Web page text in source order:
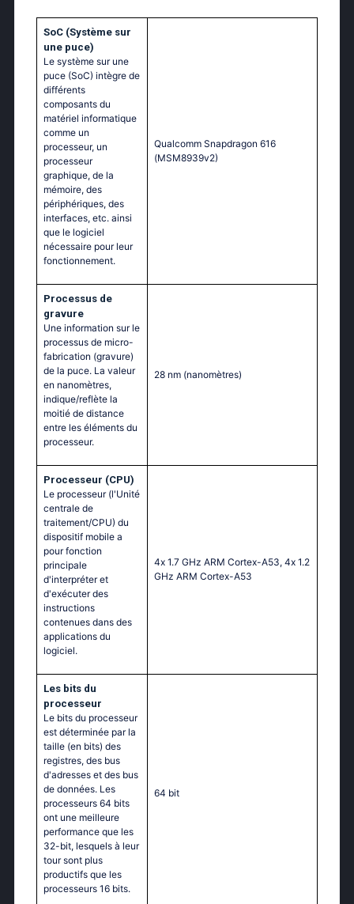
SoC (Système sur
une puce)
Le système sur une
puce (SoC) intègre de
différents
composants du
matériel informatique
comme un
processeur, un
processeur
graphique, de la
mémoire, des
périphériques, des
interfaces, etc. ainsi
que le logiciel
nécessaire pour leur
fonctionnement.
Quаlсоmm Snарdrаgоn 616
(МSМ8939v2)
Processus de
gravure
Une information sur le
processus de micro-
fabrication (gravure)
de la puce. La valeur
en nanomètres,
indique/reflète la
moitié de distance
entre les éléments du
processeur.
28 nm (nanomètres)
Processeur (CPU)
Le processeur (l'Unité
centrale de
traitement/CPU) du
dispositif mobile a
pour fonction
principale
d'interpréter et
d'exécuter des
instructions
contenues dans des
applications du
logiciel.
4х 1.7 GНz АRМ Соrtех-А53, 4х 1.2
GНz АRМ Соrtех-А53
Les bits du
processeur
Le bits du processeur
est déterminée par la
taille (en bits) des
registres, des bus
d'adresses et des bus
de données. Les
processeurs 64 bits
ont une meilleure
performance que les
32-bit, lesquels à leur
tour sont plus
productifs que les
processeurs 16 bits.
64 bit